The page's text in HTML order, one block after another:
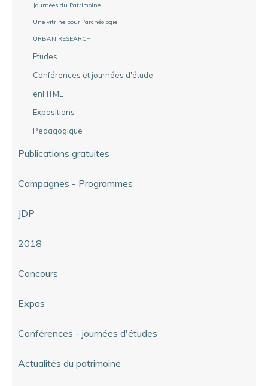
Journées du Patrimoine
Une vitrine pour l'archéologie
URBAN RESEARCH
Etudes
Conférences et journées d'étude
enHTML
Expositions
Pedagogique
Publications gratuites
Campagnes - Programmes
JDP
2018
Concours
Expos
Conférences - journées d'études
Actualités du patrimoine